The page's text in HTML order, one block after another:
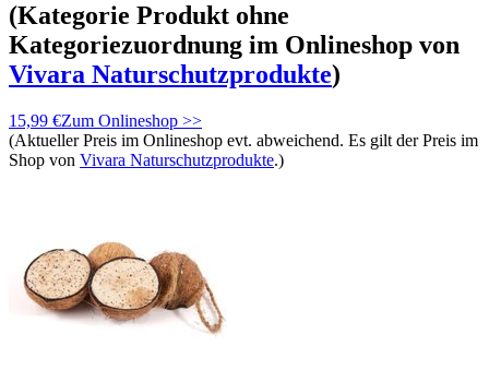
(Kategorie Produkt ohne
Kategoriezuordnung im Onlineshop von
Vivara Naturschutzprodukte)
15,99 €Zum Onlineshop >>
(Aktueller Preis im Onlineshop evt. abweichend. Es gilt der Preis im
Shop von Vivara Naturschutzprodukte.)